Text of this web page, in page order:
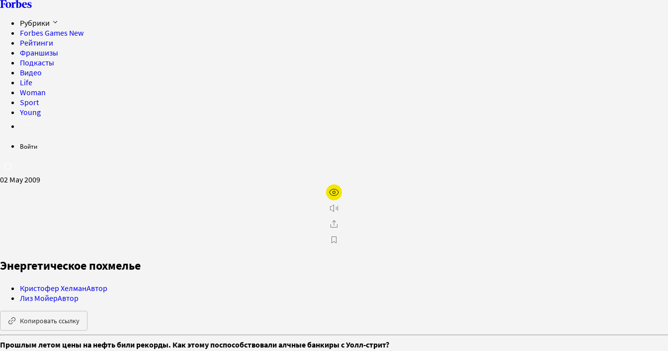
Рубрики
Forbes Games New
Рейтинги
Франшизы
Подкасты
Видео
Life
Woman
Sport
Young
Войти
02 May 2009
Энергетическое похмелье
Кристофер ХелманАвтор
Лиз МойерАвтор
Копировать ссылку
Прошлым летом цены на нефть били рекорды. Как этому поспособствовали алчные банкиры с Уолл-стрит?